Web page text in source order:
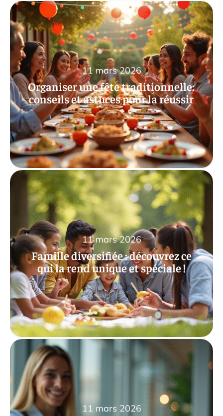
Organiser une fête traditionnelle:
conseils et astuces pour la réussir
11 mars 2026
Famille diversifiée : découvrez ce
qui la rend unique et spéciale !
11 mars 2026
11 mars 2026